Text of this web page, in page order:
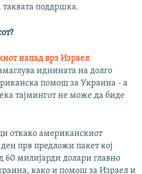
поддршка.
напад врз Израел
иднината на долго
помош за Украина - а
тајмингот не може да биде
откако американскиот
прв предложи пакет кој
60 милијарди долари главно
како и помош за Израел и